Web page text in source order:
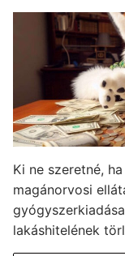
Ki ne szeretné,
magánorvosi
lakáshitelének